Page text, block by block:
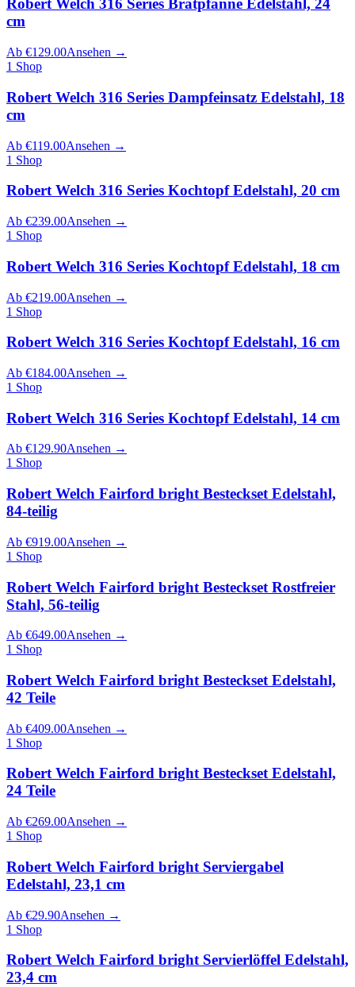
Robert Welch 316 Series Bratpfanne Edelstahl, 24
cm
Ab €129.00Ansehen →
1 Shop
Robert Welch 316 Series Dampfeinsatz Edelstahl, 18
cm
Ab €119.00Ansehen →
1 Shop
Robert Welch 316 Series Kochtopf Edelstahl, 20 cm
Ab €239.00Ansehen →
1 Shop
Robert Welch 316 Series Kochtopf Edelstahl, 18 cm
Ab €219.00Ansehen →
1 Shop
Robert Welch 316 Series Kochtopf Edelstahl, 16 cm
Ab €184.00Ansehen →
1 Shop
Robert Welch 316 Series Kochtopf Edelstahl, 14 cm
Ab €129.90Ansehen →
1 Shop
Robert Welch Fairford bright Besteckset Edelstahl,
84-teilig
Ab €919.00Ansehen →
1 Shop
Robert Welch Fairford bright Besteckset Rostfreier
Stahl, 56-teilig
Ab €649.00Ansehen →
1 Shop
Robert Welch Fairford bright Besteckset Edelstahl,
42 Teile
Ab €409.00Ansehen →
1 Shop
Robert Welch Fairford bright Besteckset Edelstahl,
24 Teile
Ab €269.00Ansehen →
1 Shop
Robert Welch Fairford bright Serviergabel
Edelstahl, 23,1 cm
Ab €29.90Ansehen →
1 Shop
Robert Welch Fairford bright Servierlöffel Edelstahl,
23,4 cm